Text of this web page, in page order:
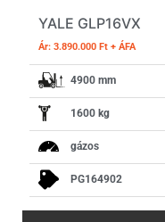
YALE GLP16VX
Ár: 3.890.000 Ft + ÁFA
4900 mm
1600 kg
gázos
PG164902